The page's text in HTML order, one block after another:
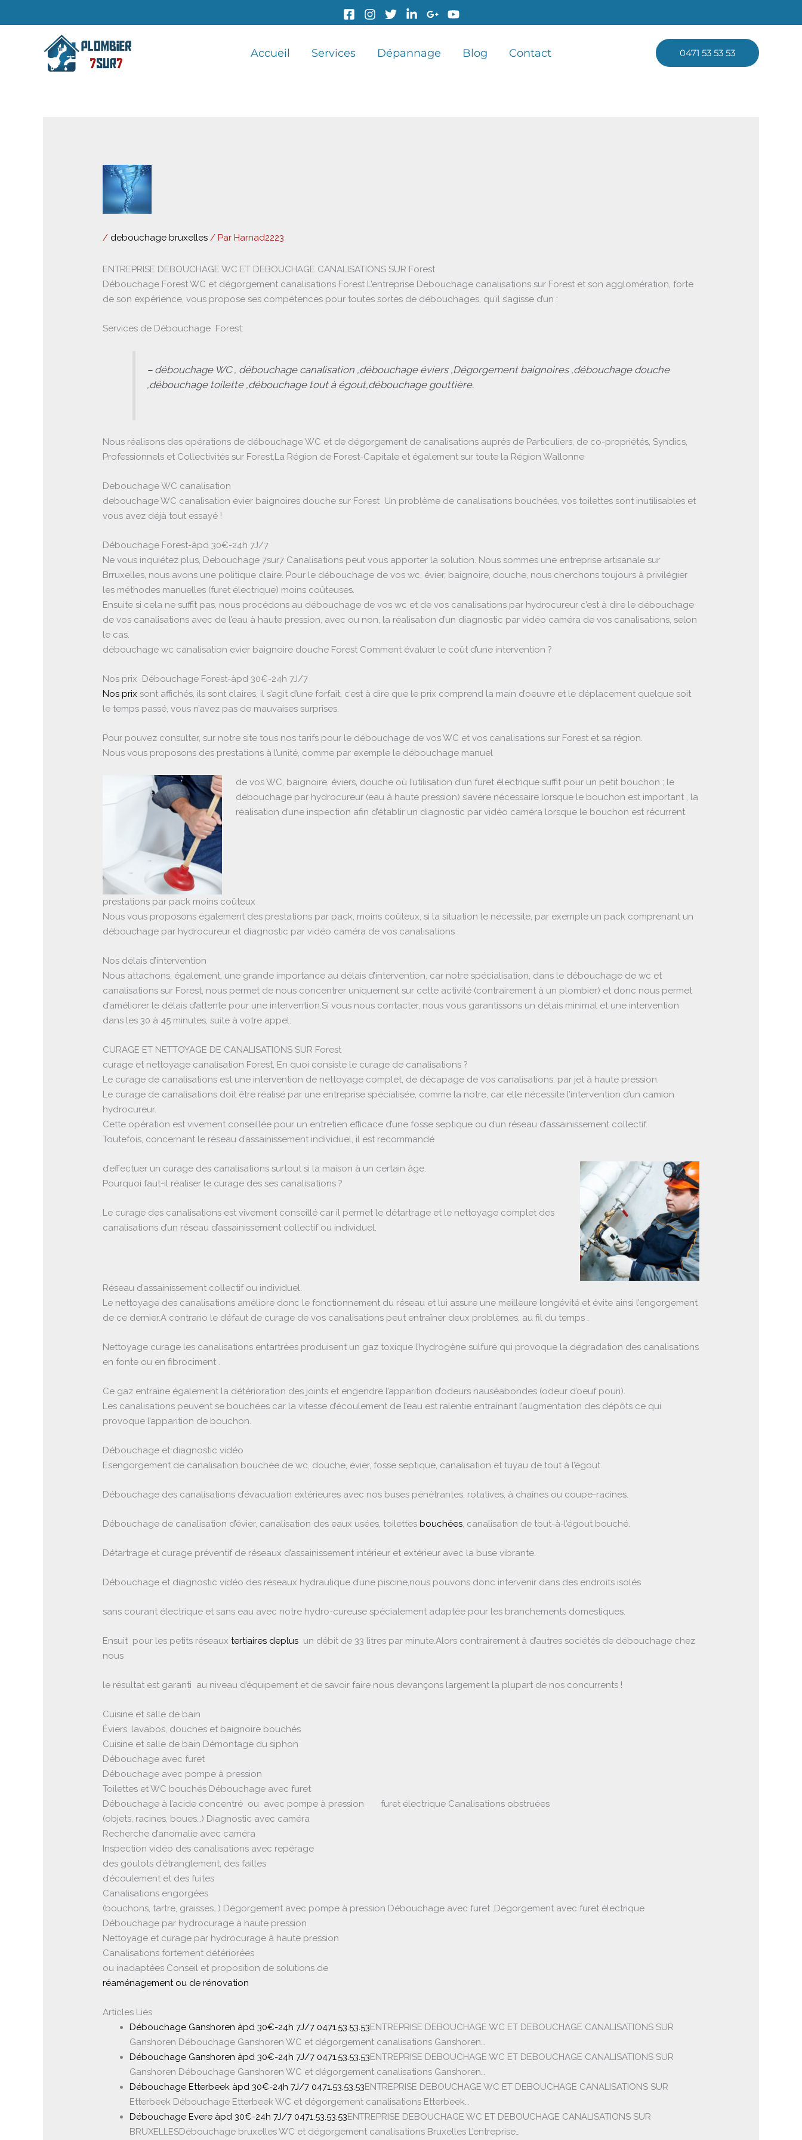
Accueil Services Dépannage Blog Contact 0471 53 53 53
/ debouchage bruxelles / ParHarnad2223
ENTREPRISE DEBOUCHAGE WC ET DEBOUCHAGE CANALISATIONS SUR Forest
Débouchage Forest WC et dégorgement canalisations Forest L’entreprise Debouchage canalisations sur Forest et son agglomération, forte
de son expérience, vous propose ses compétences pour toutes sortes de débouchages, qu’il s’agisse d’un :
Services de Débouchage Forest:
– débouchage WC , débouchage canalisation ,débouchage éviers ,Dégorgement baignoires ,débouchage douche
,débouchage toilette ,débouchage tout à égout,débouchage gouttière.
Nous réalisons des opérations de débouchage WC et de dégorgement de canalisations auprès de Particuliers, de co-propriétés, Syndics,
Professionnels et Collectivités sur Forest,La Région de Forest-Capitale et également sur toute la Région Wallonne
Debouchage WC canalisation
debouchage WC canalisation évier baignoires douche sur Forest Un problème de canalisations bouchées, vos toilettes sont inutilisables et
vous avez déjà tout essayé !
Débouchage Forest-àpd 30€-24h 7J/7
Ne vous inquiétez plus, Debouchage 7sur7 Canalisations peut vous apporter la solution. Nous sommes une entreprise artisanale sur
Brruxelles, nous avons une politique claire. Pour le débouchage de vos wc, évier, baignoire, douche, nous cherchons toujours à privilégier
les méthodes manuelles (furet électrique) moins coûteuses.
Ensuite si cela ne suffit pas, nous procédons au débouchage de vos wc et de vos canalisations par hydrocureur c’est à dire le débouchage
de vos canalisations avec de l’eau à haute pression, avec ou non, la réalisation d’un diagnostic par vidéo caméra de vos canalisations, selon
le cas.
débouchage wc canalisation evier baignoire douche Forest Comment évaluer le coût d’une intervention ?
Nos prix Débouchage Forest-àpd 30€-24h 7J/7
Nos prix sont affichés, ils sont claires, il s’agit d’une forfait, c’est à dire que le prix comprend la main d’oeuvre et le déplacement quelque soit
le temps passé, vous n’avez pas de mauvaises surprises.
Pour pouvez consulter, sur notre site tous nos tarifs pour le débouchage de vos WC et vos canalisations sur Forest et sa région.
Nous vous proposons des prestations à l’unité, comme par exemple le débouchage manuel
de vos WC, baignoire, éviers, douche où l’utilisation d’un furet électrique suffit pour un petit bouchon ; le
débouchage par hydrocureur (eau à haute pression) s’avère nécessaire lorsque le bouchon est important , la
réalisation d’une inspection afin d’établir un diagnostic par vidéo caméra lorsque le bouchon est récurrent.
prestations par pack moins coûteux
Nous vous proposons également des prestations par pack, moins coûteux, si la situation le nécessite, par exemple un pack comprenant un
débouchage par hydrocureur et diagnostic par vidéo caméra de vos canalisations .
Nos délais d’intervention
Nous attachons, également, une grande importance au délais d’intervention, car notre spécialisation, dans le débouchage de wc et
canalisations sur Forest, nous permet de nous concentrer uniquement sur cette activité (contrairement à un plombier) et donc nous permet
d’améliorer le délais d’attente pour une intervention.Si vous nous contacter, nous vous garantissons un délais minimal et une intervention
dans les 30 à 45 minutes, suite à votre appel.
CURAGE ET NETTOYAGE DE CANALISATIONS SUR Forest
curage et nettoyage canalisation Forest, En quoi consiste le curage de canalisations ?
Le curage de canalisations est une intervention de nettoyage complet, de décapage de vos canalisations, par jet à haute pression.
Le curage de canalisations doit être réalisé par une entreprise spécialisée, comme la notre, car elle nécessite l’intervention d’un camion
hydrocureur.
Cette opération est vivement conseillée pour un entretien efficace d’une fosse septique ou d’un réseau d’assainissement collectif.
Toutefois, concernant le réseau d’assainissement individuel, il est recommandé
d’effectuer un curage des canalisations surtout si la maison à un certain âge.
Pourquoi faut-il réaliser le curage des ses canalisations ?
Le curage des canalisations est vivement conseillé car il permet le détartrage et le nettoyage complet des
canalisations d’un réseau d’assainissement collectif ou individuel.
Réseau d’assainissement collectif ou individuel.
Le nettoyage des canalisations améliore donc le fonctionnement du réseau et lui assure une meilleure longévité et évite ainsi l’engorgement
de ce dernier.A contrario le défaut de curage de vos canalisations peut entraîner deux problèmes, au fil du temps .
Nettoyage curage les canalisations entartrées produisent un gaz toxique l’hydrogène sulfuré qui provoque la dégradation des canalisations
en fonte ou en fibrociment .
Ce gaz entraîne également la détérioration des joints et engendre l’apparition d’odeurs nauséabondes (odeur d’oeuf pouri).
Les canalisations peuvent se bouchées car la vitesse d’écoulement de l’eau est ralentie entraînant l’augmentation des dépôts ce qui
provoque l’apparition de bouchon.
Débouchage et diagnostic vidéo
Esengorgement de canalisation bouchée de wc, douche, évier, fosse septique, canalisation et tuyau de tout à l’égout.
Débouchage des canalisations d’évacuation extérieures avec nos buses pénétrantes, rotatives, à chaînes ou coupe-racines.
Débouchage de canalisation d’évier, canalisation des eaux usées, toilettes bouchées, canalisation de tout-à-l’égout bouché.
Détartrage et curage préventif de réseaux d’assainissement intérieur et extérieur avec la buse vibrante.
Débouchage et diagnostic vidéo des réseaux hydraulique d’une piscine,nous pouvons donc intervenir dans des endroits isolés
sans courant électrique et sans eau avec notre hydro-cureuse spécialement adaptée pour les branchements domestiques.
Ensuit pour les petits réseauxtertiaires deplus un débit de 33 litres par minute.Alors contrairement à d’autres sociétés de débouchage chez
nous
le résultat est garanti au niveau d’équipement et de savoir faire nous devançons largement la plupart de nos concurrents !
Cuisine et salle de bain
Éviers, lavabos, douches et baignoire bouchés
Cuisine et salle de bain Démontage du siphon
Débouchage avec furet
Débouchage avec pompe à pression
Toilettes et WC bouchés Débouchage avec furet
Débouchage à l’acide concentré ou avec pompe à pression furet électrique Canalisations obstruées
(objets, racines, boues…) Diagnostic avec caméra
Recherche d’anomalie avec caméra
Inspection vidéo des canalisations avec repérage
des goulots d’étranglement, des failles
d’écoulement et des fuites
Canalisations engorgées
(bouchons, tartre, graisses…) Dégorgement avec pompe à pression Débouchage avec furet ,Dégorgement avec furet électrique
Débouchage par hydrocurage à haute pression
Nettoyage et curage par hydrocurage à haute pression
Canalisations fortement détériorées
ou inadaptées Conseil et proposition de solutions de
réaménagement ou de rénovation
Articles Liés
Débouchage Ganshoren àpd 30€-24h 7J/7 0471.53.53.53ENTREPRISE DEBOUCHAGE WC ET DEBOUCHAGE CANALISATIONS SUR
Ganshoren Débouchage Ganshoren WC et dégorgement canalisations Ganshoren…
Débouchage Ganshoren àpd 30€-24h 7J/7 0471.53.53.53ENTREPRISE DEBOUCHAGE WC ET DEBOUCHAGE CANALISATIONS SUR
Ganshoren Débouchage Ganshoren WC et dégorgement canalisations Ganshoren…
Débouchage Etterbeek àpd 30€-24h 7J/7 0471.53.53.53ENTREPRISE DEBOUCHAGE WC ET DEBOUCHAGE CANALISATIONS SUR
Etterbeek Débouchage Etterbeek WC et dégorgement canalisations Etterbeek…
Débouchage Evere àpd 30€-24h 7J/7 0471.53.53.53ENTREPRISE DEBOUCHAGE WC ET DEBOUCHAGE CANALISATIONS SUR
BRUXELLESDébouchage bruxelles WC et dégorgement canalisations Bruxelles L’entreprise…